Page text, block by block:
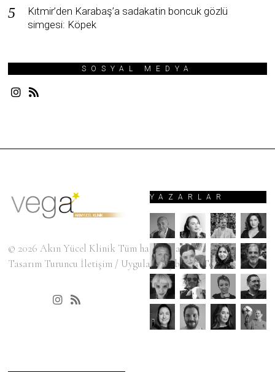
Kıtmir’den Karabaş’a sadakatin boncuk gözlü
simgesi: Köpek
SOSYAL MEDYA
© 2026Akın Yücel Klinik Tüm hakları saklıdır.
Tasarım Turuncu İletişim / UygulamaSyberiumTechs
YAZARLAR